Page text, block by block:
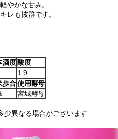
やかな甘み。
レも抜群です。
酒度酸度
1.9
歩合使用酵母
宮城酵母
少異なる場合がございます